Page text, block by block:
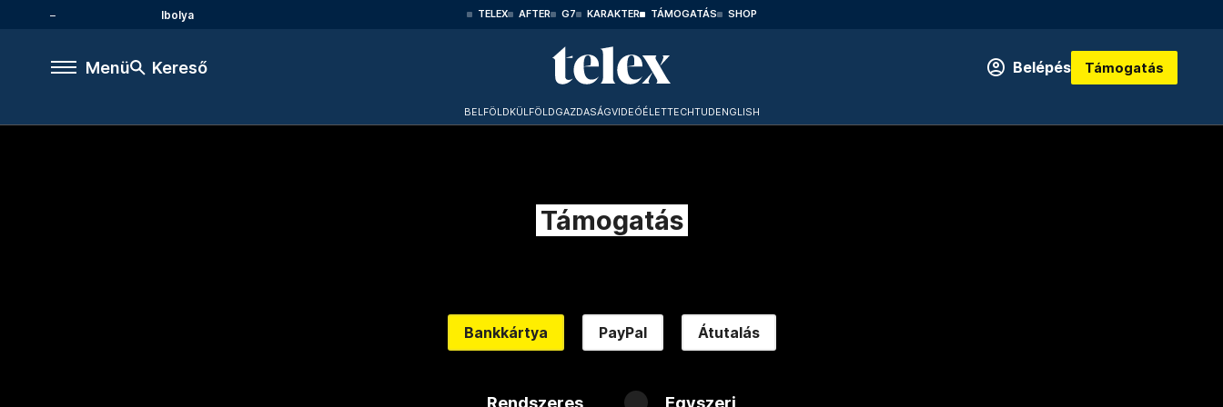
Ibolya TELEX AFTER G7 KARAKTER TÁMOGATÁS SHOP
Menü Kereső Belépés Támogatás
BELFÖLDKÜLFÖLDGAZDASÁGVIDEÓÉLETTECHTUDENGLISH
Támogatás
Bankkártya PayPal Átutalás
Rendszeres Egyszeri